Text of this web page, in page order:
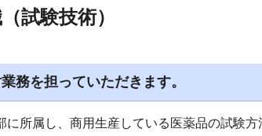
試験技術）
務を担っていただきます。
に所属し、商用生産している医薬品の試験